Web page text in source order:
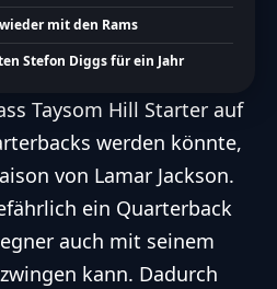
mit den Rams
Stefon Diggs für ein Jahr
Taysom Hill Starter auf
werden könnte,
von Lamar Jackson.
ein Quarterback
auch mit seinem
kann. Dadurch